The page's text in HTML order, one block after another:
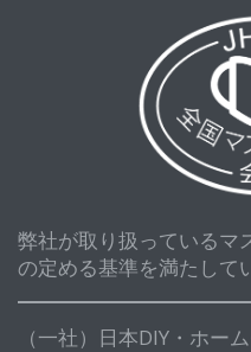
弊社が取り扱っているマ
の定める基準を満たして
（一社）日本DIY・ホー